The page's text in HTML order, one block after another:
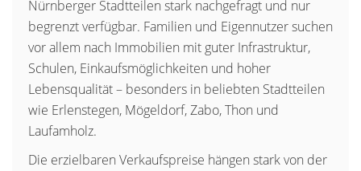
Nürnberger Stadtteilen stark nachgefragt und nur
begrenzt verfügbar. Familien und Eigennutzer suchen
vor allem nach Immobilien mit guter Infrastruktur,
Schulen, Einkaufsmöglichkeiten und hoher
Lebensqualität – besonders in beliebten Stadtteilen
wie Erlenstegen, Mögeldorf, Zabo, Thon und
Laufamholz.
Die erzielbaren Verkaufspreise hängen stark von der